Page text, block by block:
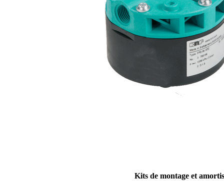
Kits de montage et